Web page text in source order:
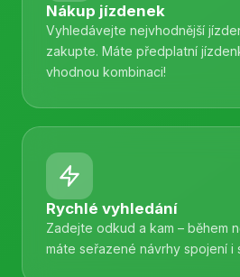
Nákup jízdenek
Vyhledávejte nejvhodnější
zakupte. Máte předplatní
vhodnou kombinaci!
Rychlé vyhledání
Zadejte odkud a kam – během
máte seřazené návrhy spojení i